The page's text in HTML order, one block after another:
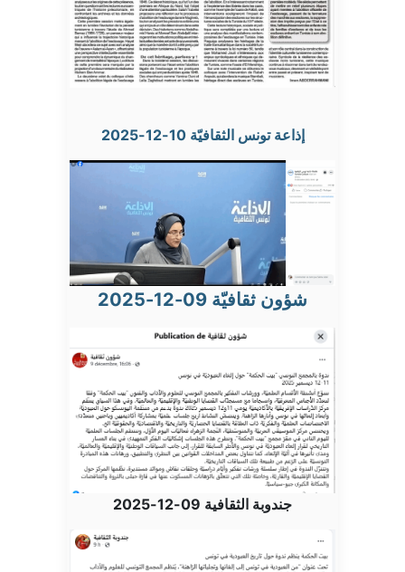
إذاعة تونس الثقافيّة 10-12-2025
شؤون ثقافيّة 09-12-2025
جندوبة الثقافية 09-12-2025